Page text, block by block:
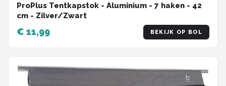
ProPlus Tentkapstok - Aluminium - 7 haken - 42
cm - Zilver/Zwart
€ 11,99 BEKIJK OP BOL